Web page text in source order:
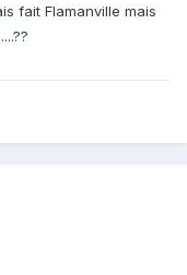
fait Flamanville mais